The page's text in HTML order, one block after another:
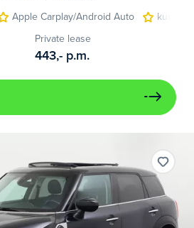
Apple Carplay/Android Auto
Private lease
443,- p.m.